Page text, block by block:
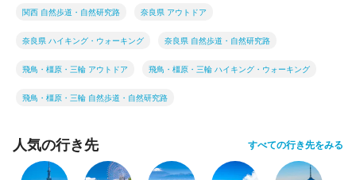
関西 自然歩道・自然研究路 奈良県 アウトドア
奈良県 ハイキング・ウォーキング 奈良県 自然歩道・自然研究路
飛鳥・橿原・三輪 アウトドア 飛鳥・橿原・三輪 ハイキング・ウォーキング
飛鳥・橿原・三輪 自然歩道・自然研究路
人気の行き先 すべての行き先をみる